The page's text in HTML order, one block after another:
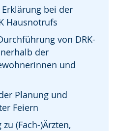
bei der
Hausnotrufs
von DRK-
der
und
Planung und
Feiern
(Fach-)Ärzten,